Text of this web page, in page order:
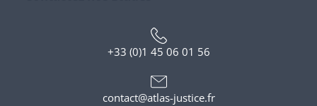
+33 (0)1 45 06 01 56
contact@atlas-justice.fr